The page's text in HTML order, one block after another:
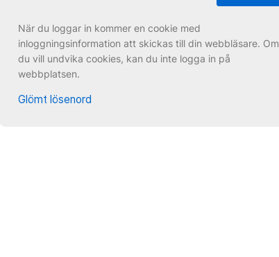
När du loggar in kommer en cookie med
inloggningsinformation att skickas till din webbläsare. Om
du vill undvika cookies, kan du inte logga in på
webbplatsen.
Glömt lösenord